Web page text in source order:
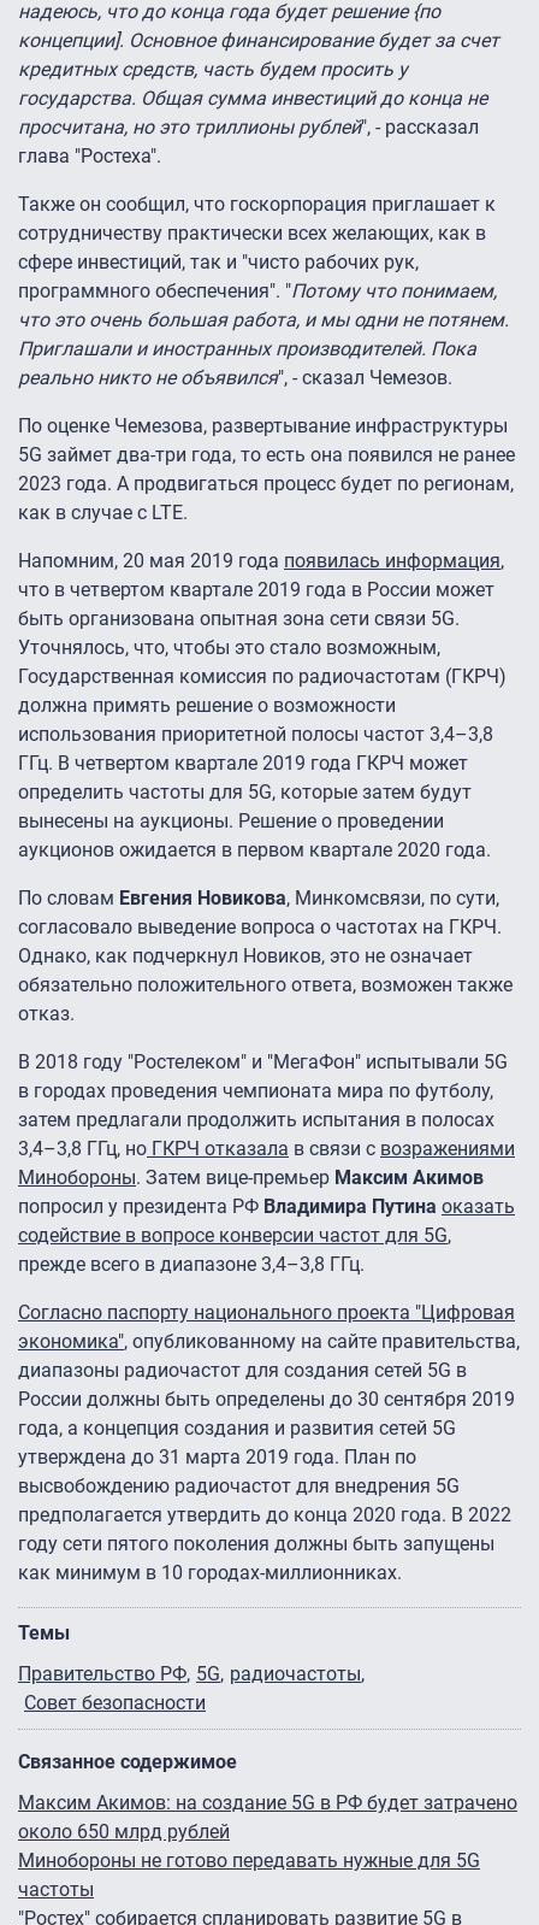
надеюсь, что до конца года будет решение {по
концепции]. Основное финансирование будет за счет
кредитных средств, часть будем просить у
государства. Общая сумма инвестиций до конца не
просчитана, но это триллионы рублей", - рассказал
глава "Ростеха".
Также он сообщил, что госкорпорация приглашает к
сотрудничеству практически всех желающих, как в
сфере инвестиций, так и "чисто рабочих рук,
программного обеспечения". "Потому что понимаем,
что это очень большая работа, и мы одни не потянем.
Приглашали и иностранных производителей. Пока
реально никто не объявился", - сказал Чемезов.
По оценке Чемезова, развертывание инфраструктуры
5G займет два-три года, то есть она появился не ранее
2023 года. А продвигаться процесс будет по регионам,
как в случае с LTE.
Напомним, 20 мая 2019 года появилась информация,
что в четвертом квартале 2019 года в России может
быть организована опытная зона сети связи 5G.
Уточнялось, что, чтобы это стало возможным,
Государственная комиссия по радиочастотам (ГКРЧ)
должна примять решение о возможности
использования приоритетной полосы частот 3,4–3,8
ГГц. В четвертом квартале 2019 года ГКРЧ может
определить частоты для 5G, которые затем будут
вынесены на аукционы. Решение о проведении
аукционов ожидается в первом квартале 2020 года.
По словам Евгения Новикова, Минкомсвязи, по сути,
согласовало выведение вопроса о частотах на ГКРЧ.
Однако, как подчеркнул Новиков, это не означает
обязательно положительного ответа, возможен также
отказ.
В 2018 году "Ростелеком" и "МегаФон" испытывали 5G
в городах проведения чемпионата мира по футболу,
затем предлагали продолжить испытания в полосах
3,4–3,8 ГГц, но ГКРЧ отказала в связи с возражениями
Минобороны. Затем вице-премьер Максим Акимов
попросил у президента РФ Владимира Путина оказать
содействие в вопросе конверсии частот для 5G,
прежде всего в диапазоне 3,4–3,8 ГГц.
Согласно паспорту национального проекта "Цифровая
экономика", опубликованному на сайте правительства,
диапазоны радиочастот для создания сетей 5G в
России должны быть определены до 30 сентября 2019
года, а концепция создания и развития сетей 5G
утверждена до 31 марта 2019 года. План по
высвобождению радиочастот для внедрения 5G
предполагается утвердить до конца 2020 года. В 2022
году сети пятого поколения должны быть запущены
как минимум в 10 городах-миллионниках.
Темы
Правительство РФ 5G радиочастоты
Совет безопасности
Связанное содержимое
Максим Акимов: на создание 5G в РФ будет затрачено
около 650 млрд рублей
Минобороны не готово передавать нужные для 5G
частоты
"Ростех" собирается спланировать развитие 5G в